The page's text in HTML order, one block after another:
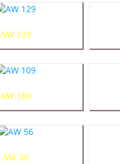
AW 129
AW 109
AW 56